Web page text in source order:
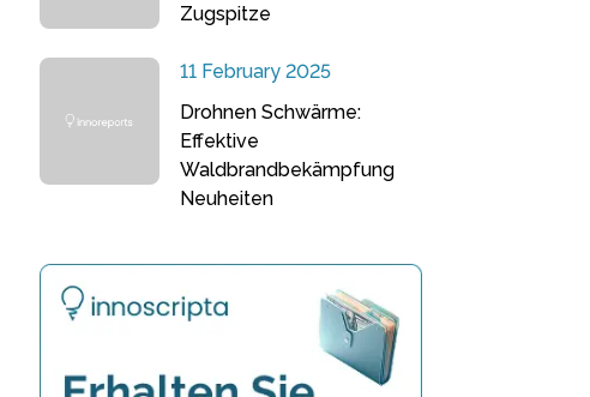
Zugspitze
11 February 2025
Drohnen Schwärme:
Effektive
Waldbrandbekämpfung
Neuheiten